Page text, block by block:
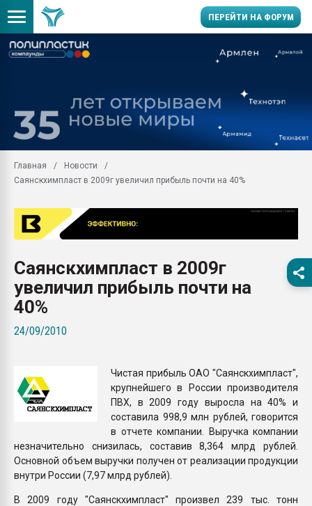
ПЕРЕЙТИ НА ФОРУМ
цикла
заводу пластмасс"
28.07.2026
пластмасс
28.07.2026
ПЕРЕЙТИ НА
Главная
Новости
Саянскхимпласт в 2009г увеличил прибыль почти на 40%
Саянскхимпласт в 2009г
увеличил прибыль почти на
40%
24/09/2010
Чистая прибыль ОАО "Саянскхимпласт",
крупнейшего в России производителя
ПВХ, в 2009 году выросла на 40% и
составила 998,9 млн рублей, говорится
в отчете компании. Выручка компании
незначительно снизилась, составив 8,364 млрд рублей.
Основной объем выручки получен от реализации продукции
внутри России (7,97 млрд рублей).
В 2009 году "Саянскхимпласт" произвел 239 тыс. тонн